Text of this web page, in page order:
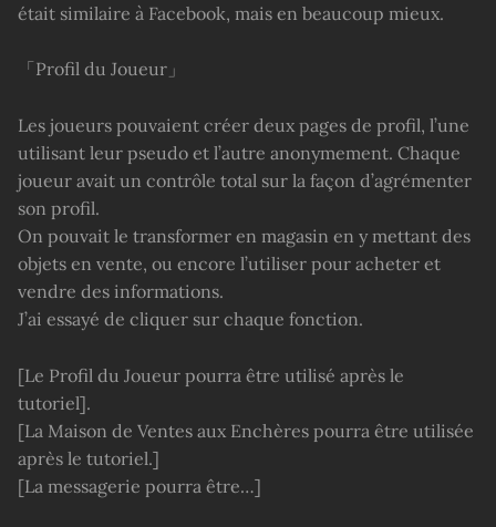
était similaire à Facebook, mais en beaucoup mieux.
「Profil du Joueur」
Les joueurs pouvaient créer deux pages de profil, l’une
utilisant leur pseudo et l’autre anonymement. Chaque
joueur avait un contrôle total sur la façon d’agrémenter
son profil.
On pouvait le transformer en magasin en y mettant des
objets en vente, ou encore l’utiliser pour acheter et
vendre des informations.
J’ai essayé de cliquer sur chaque fonction.
[Le Profil du Joueur pourra être utilisé après le
tutoriel].
[La Maison de Ventes aux Enchères pourra être utilisée
après le tutoriel.]
[La messagerie pourra être…]